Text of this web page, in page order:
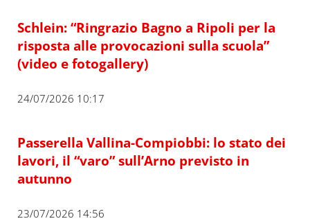
Schlein: “Ringrazio Bagno a Ripoli per la
risposta alle provocazioni sulla scuola”
(video e fotogallery)
24/07/2026 10:17
Passerella Vallina-Compiobbi: lo stato dei
lavori, il “varo” sull’Arno previsto in
autunno
23/07/2026 14:56